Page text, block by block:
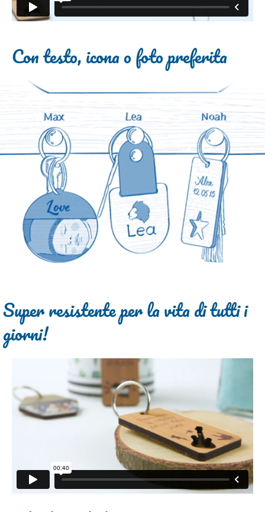
Con testo, icona o foto preferita
Super resistente per la vita di tutti i
giorni!